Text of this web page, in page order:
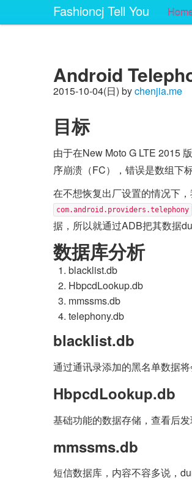
Fashioncj Tell You
Android
2015-10-04(日) bychenjia.me
目标
由于在New Moto G LTE 2015
序崩溃（FC），错误是数组下标
在不想恢复出厂设置的情况下
com.android.providers.telephony
据，所以就通过ADB把其数据
数据库分析
blacklist.db
HbpcdLookup.db
mmssms.db
telephony.db
blacklist.db
通过通讯录添加的黑名单数据
HbpcdLookup.db
基础功能的数据存储，查看后
mmssms.db
短信数据库，内容不容多说，